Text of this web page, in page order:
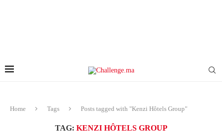
Home Tags Posts tagged with "Kenzi Hôtels Group"
TAG: KENZI HÔTELS GROUP